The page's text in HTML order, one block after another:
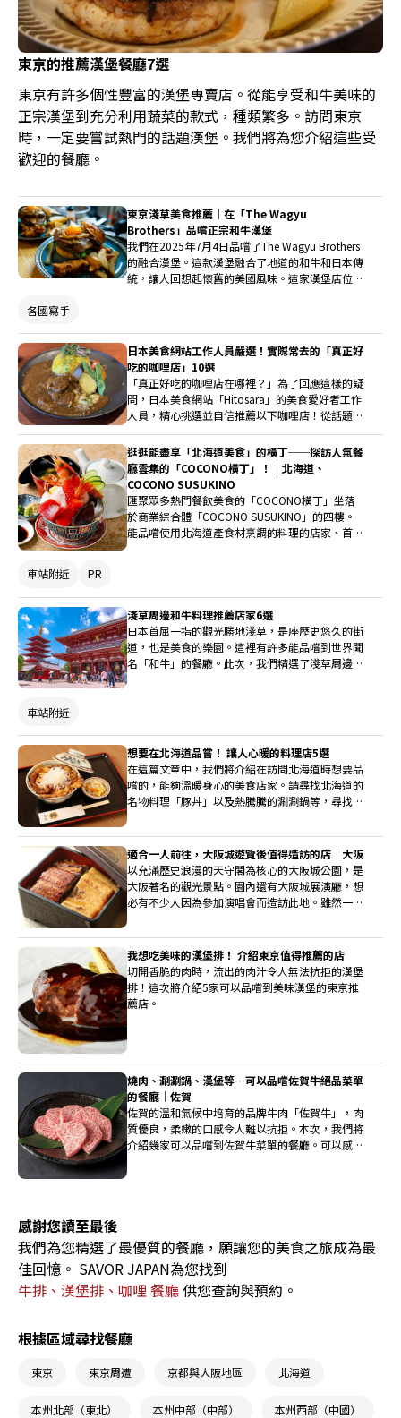
東京的推薦漢堡餐廳7選
東京有許多個性豐富的漢堡專賣店。從能享受和牛美味的
正宗漢堡到充分利用蔬菜的款式，種類繁多。訪問東京
時，一定要嘗試熱門的話題漢堡。我們將為您介紹這些受
歡迎的餐廳。
東京淺草美食推薦｜在「The Wagyu
Brothers」品嚐正宗和牛漢堡
我們在2025年7月4日品嚐了The Wagyu Brothers
的融合漢堡。這款漢堡融合了地道的和牛和日本傳
統，讓人回想起懷舊的美國風味。這家漢堡店位於
各國寫手
日本美食網站工作人員嚴選！實際常去的「真正好
吃的咖哩店」10選
「真正好吃的咖哩店在哪裡？」為了回應這樣的疑
問，日本美食網站「Hitosara」的美食愛好者工作
人員，精心挑選並自信推薦以下咖哩店！從話題排
隊名店，到鮮為人知的隱藏店家，為您介紹工作人
員親自發掘的「現在必吃的一盤」。
逛逛能盡享「北海道美食」的橫丁──探訪人氣餐
廳雲集的「COCONO橫丁」！｜北海道、
COCONO SUSUKINO
匯聚眾多熱門餐飲美食的「COCONO橫丁」坐落
於商業綜合體「COCONO SUSUKINO」的四樓。
能品嚐使用北海道產食材烹調的料理的店家、首度
吧！
車站附近 PR
淺草周邊和牛料理推薦店家6選
日本首屈一指的觀光勝地淺草，是座歷史悠久的街
道，也是美食的樂園。這裡有許多能品嚐到世界聞
名「和牛」的餐廳。此次，我們精選了淺草周邊六
車站附近
想要在北海道品嘗！ 讓人心暖的料理店5選
在這篇文章中，我們將介紹在訪問北海道時想要品
嚐的，能夠溫暖身心的美食店家。請尋找北海道的
名物料理「豚丼」以及熱騰騰的涮涮鍋等，尋找您
適合一人前往，大阪城遊覽後值得造訪的店｜大阪
以充滿歷史浪漫的天守閣為核心的大阪城公園，是
大阪著名的觀光景點。園內還有大阪城展演廳，想
必有不少人因為參加演唱會而造訪此地。雖然一個
好享受大阪的人，我們精選了幾家適合一人前往且
方便利用的餐廳推薦給您。
我想吃美味的漢堡排！ 介紹東京值得推薦的店
切開香脆的肉時，流出的肉汁令人無法抗拒的漢堡
排！這次將介紹5家可以品嚐到美味漢堡的東京推
薦店。
燒肉、涮涮鍋、漢堡等…可以品嚐佐賀牛絕品菜單
的餐廳｜佐賀
佐賀的溫和氣候中培育的品牌牛肉「佐賀牛」，肉
質優良，柔嫩的口感令人難以抗拒。本次，我們將
介紹幾家可以品嚐到佐賀牛菜單的餐廳。可以感受
感謝您讀至最後
我們為您精選了最優質的餐廳，願讓您的美食之旅成為最
佳回憶。 SAVOR JAPAN為您找到
牛排、漢堡排、咖哩 餐廳供您查詢與預約。
根據區域尋找餐廳
東京 東京周遭 京都與大阪地區 北海道
本州北部（東北） 本州中部（中部） 本州西部（中國）